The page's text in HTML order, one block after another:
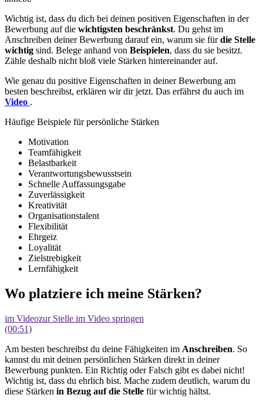
Wichtig ist, dass du dich bei deinen positiven Eigenschaften in der
Bewerbung auf die wichtigsten beschränkst. Du gehst im
Anschreiben deiner Bewerbung darauf ein, warum sie fürdie Stelle
wichtig sind. Belege anhand von Beispielen, dass du sie besitzt.
Zähle deshalb nicht bloß viele Stärken hintereinander auf.
Wie genau du positive Eigenschaften in deiner Bewerbung am
besten beschreibst, erklären wir dir jetzt. Das erfährst du auch im
Video .
Häufige Beispiele für persönliche Stärken
Motivation
Teamfähigkeit
Belastbarkeit
Verantwortungsbewusstsein
Schnelle Auffassungsgabe
Zuverlässigkeit
Kreativität
Organisationstalent
Flexibilität
Ehrgeiz
Loyalität
Zielstrebigkeit
Lernfähigkeit
Wo platziere ich meine Stärken?
im Videozur Stelle im Video springen
(00:51)
Am besten beschreibst du deine Fähigkeiten im Anschreiben. So
kannst du mit deinen persönlichen Stärken direkt in deiner
Bewerbung punkten. Ein Richtig oder Falsch gibt es dabei nicht!
Wichtig ist, dass du ehrlich bist. Mache zudem deutlich, warum du
diese Stärken in Bezug auf die Stelle für wichtig hältst.